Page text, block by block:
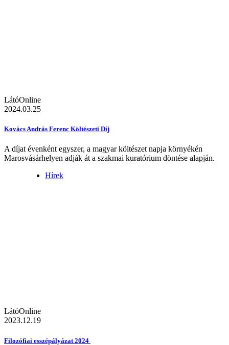
LátóOnline
2024.03.25
Kovács András Ferenc Költészeti Díj
A díjat évenként egyszer, a magyar költészet napja környékén
Marosvásárhelyen adják át a szakmai kuratórium döntése alapján.
Hírek
LátóOnline
2023.12.19
Filozófiai esszépályázat 2024